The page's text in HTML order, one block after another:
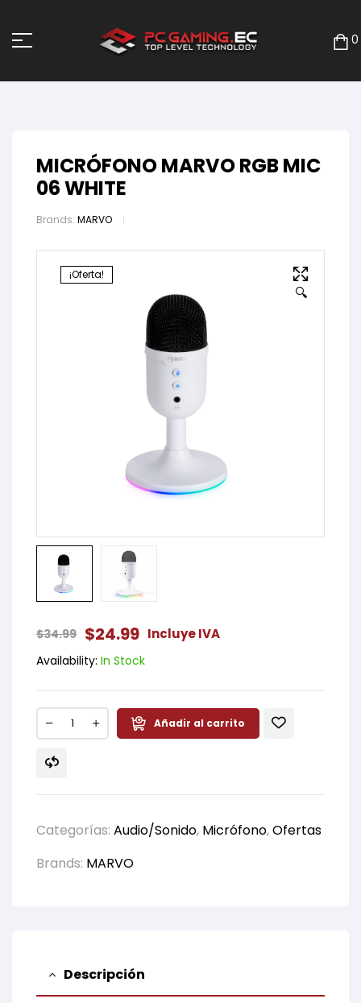
0
MICRÓFONO MARVO RGB MIC
06 WHITE
Brands: MARVO
🔍
¡Oferta!
$34.99 $24.99 Incluye IVA
Availability: In Stock
Añadir al carrito
Categorías: Audio/Sonido, Micrófono,Ofertas
Brands: MARVO
Descripción